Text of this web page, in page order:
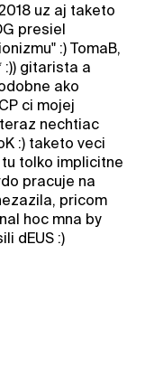
uz aj taketo
presiel
:) TomaB,
:)) gitarista a
ako
ci mojej
nechtiac
:) taketo veci
tolko implicitne
pracuje na
pricom
hoc mna by
dEUS :)